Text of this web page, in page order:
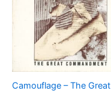
Camouflage – The Great